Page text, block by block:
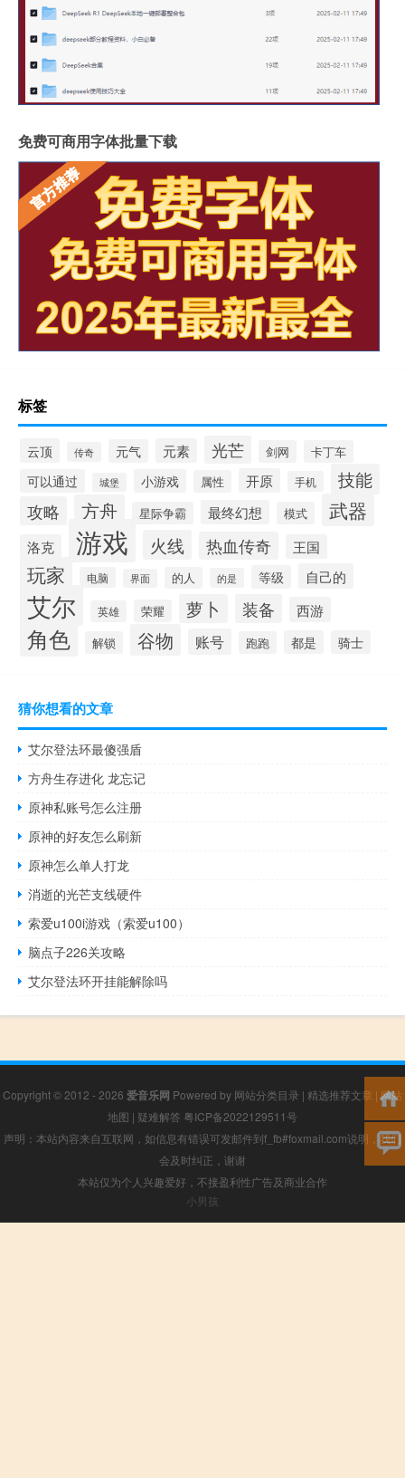
免费可商用字体批量下载
标签
云顶 传奇 元气 元素 光芒 剑网 卡丁车
可以通过 城堡 小游戏 属性 开原 手机 技能
攻略 方舟 星际争霸 最终幻想 模式 武器
洛克 游戏 火线 热血传奇 王国
玩家 电脑 界面 的人 的是 等级 自己的
艾尔 英雄 荣耀 萝卜 装备 西游
角色 解锁 谷物 账号 跑跑 都是 骑士
猜你想看的文章
艾尔登法环最傻强盾
方舟生存进化 龙忘记
原神私账号怎么注册
原神的好友怎么刷新
原神怎么单人打龙
消逝的光芒支线硬件
索爱u100i游戏（索爱u100）
脑点子226关攻略
艾尔登法环开挂能解除吗
Copyright © 2012 - 2026 爱音乐网 Powered by 网站分类目录 | 精选推荐文章 |网站
地图 | 疑难解答 粤ICP备2022129511号
声明：本站内容来自互联网，如信息有错误可发邮件到f_fb#foxmail.com说明，我们
会及时纠正，谢谢
本站仅为个人兴趣爱好，不接盈利性广告及商业合作
小男孩